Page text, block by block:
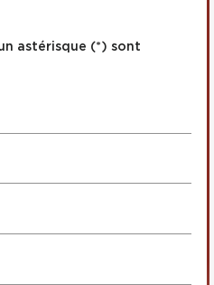
astérisque (*) sont